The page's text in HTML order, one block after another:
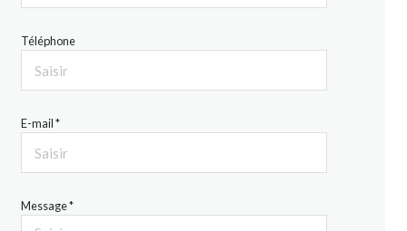
Téléphone
E-mail *
Message *